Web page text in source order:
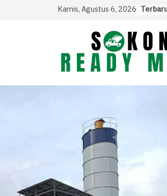
Kamis, Agustus 6, 2026